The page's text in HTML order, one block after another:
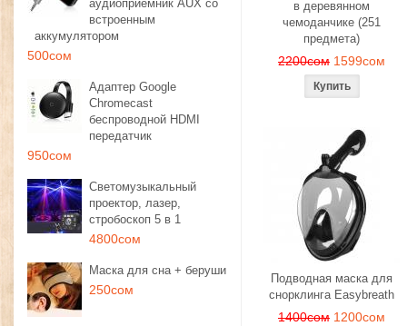
аудиоприемник AUX со
встроенным
аккумулятором
500сом
Адаптер Google
Chromecast
беспроводной HDMI
передатчик
950сом
Светомузыкальный
проектор, лазер,
стробоскоп 5 в 1
4800сом
Маска для сна + беруши
250сом
в деревянном
чемоданчике (251
предмета)
2200сом 1599сом
Подводная маска для
снорклинга Easybreath
1400сом 1200сом